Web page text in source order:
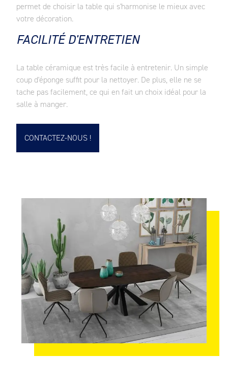
permet de choisir la table qui s'harmonise le mieux avec
votre décoration.
FACILITÉ D'ENTRETIEN
La table céramique est très facile à entretenir. Un simple
coup d'éponge suffit pour la nettoyer. De plus, elle ne se
tache pas facilement, ce qui en fait un choix idéal pour la
salle à manger.
CONTACTEZ-NOUS !